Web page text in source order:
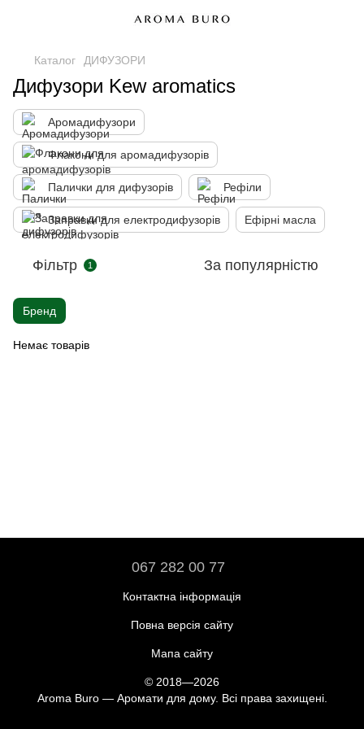
Каталог ДИФУЗОРИ
Дифузори Kew aromatics
Аромадифузори
Флакони для аромадифузорів
Палички для дифузорів Рефіли
Заправки для електродифузорів Ефірні масла
Фільтр 1 За популярністю
Бренд
Немає товарів
067 282 00 77
Контактна інформація
Повна версія сайту
Мапа сайту
© 2018—2026
Aroma Buro — Аромати для дому. Всі права захищені.